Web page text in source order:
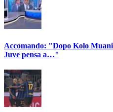
Accomando: "Dopo Kolo
Juve pensa a…"